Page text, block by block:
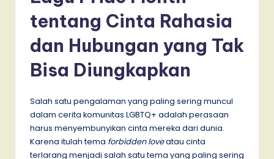
tentang Cinta Rahasia
dan Hubungan yang Tak
Bisa Diungkapkan
Salah satu pengalaman yang paling sering muncul
dalam cerita komunitas LGBTQ+ adalah perasaan
harus menyembunyikan cinta mereka dari dunia.
Karena itulah tema forbidden loveatau cinta
terlarang menjadi salah satu tema yang paling sering